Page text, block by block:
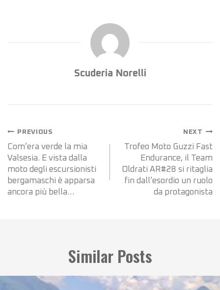
Scuderia Norelli
PREVIOUS
Com’era verde la mia
Valsesia. E vista dalla
moto degli escursionisti
bergamaschi è apparsa
ancora più bella…
NEXT
Trofeo Moto Guzzi Fast
Endurance, il Team
Oldrati AR#28 si ritaglia
fin dall’esordio un ruolo
da protagonista
Similar Posts